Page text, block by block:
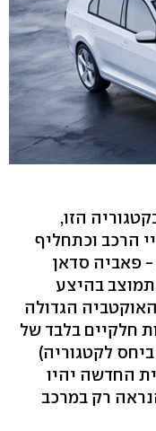
הזו,
הרכב וכתחליף
פאביה סדאן
היא תמוצב בהיצע
הגדולה
חלקיים בלבד של
ס"מ (גדול ביחס לקטגוריה)
החדשה יהיו
רק במרכב